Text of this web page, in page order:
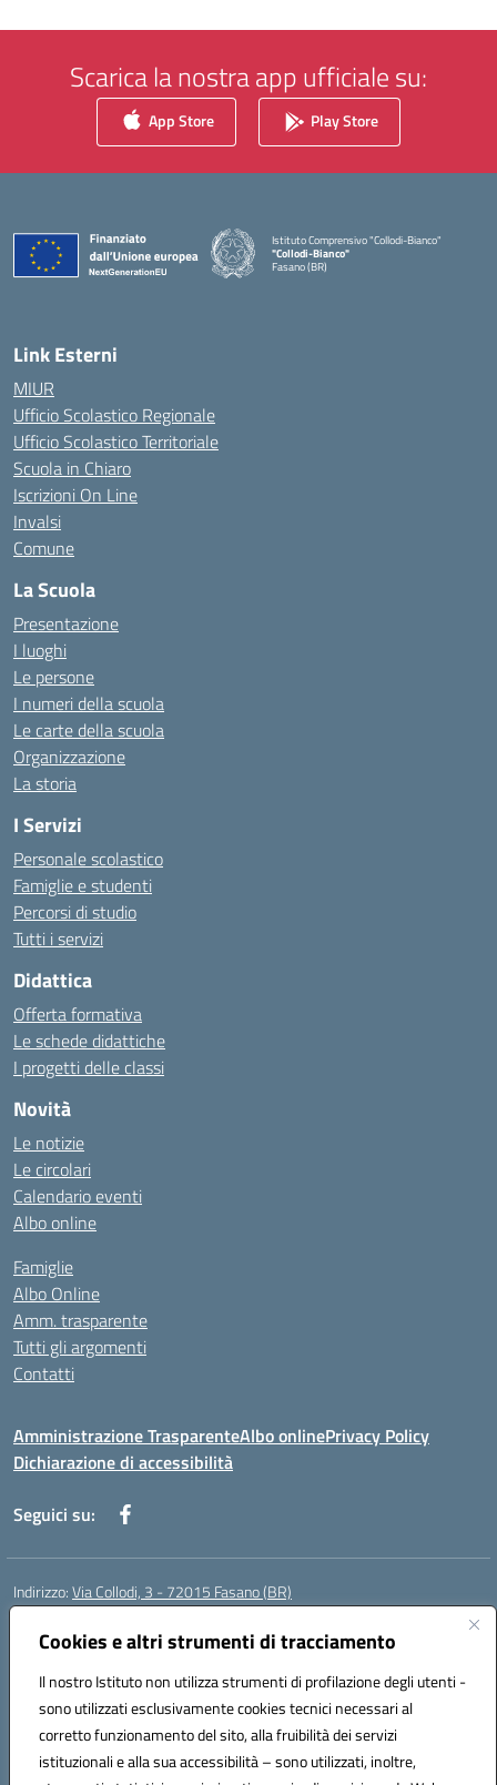
Cookies e altri strumenti di tracciamento
Il nostro Istituto non utilizza strumenti di profilazione degli utenti -
sono utilizzati esclusivamente cookies tecnici necessari al
corretto funzionamento del sito, alla fruibilità dei servizi
istituzionali e alla sua accessibilità – sono utilizzati, inoltre,
Scarica la nostra app ufficiale su:
App Store Play Store
Istituto Comprensivo "Collodi-Bianco"
"Collodi-Bianco"
Fasano (BR)
Link Esterni
MIUR
Ufficio Scolastico Regionale
Ufficio Scolastico Territoriale
Scuola in Chiaro
Iscrizioni On Line
Invalsi
Comune
La Scuola
Presentazione
I luoghi
Le persone
I numeri della scuola
Le carte della scuola
Organizzazione
La storia
I Servizi
Personale scolastico
Famiglie e studenti
Percorsi di studio
Tutti i servizi
Didattica
Offerta formativa
Le schede didattiche
I progetti delle classi
Novità
Le notizie
Le circolari
Calendario eventi
Albo online
Famiglie
Albo Online
Amm. trasparente
Tutti gli argomenti
Contatti
Amministrazione TrasparenteAlbo onlinePrivacy Policy
Dichiarazione di accessibilità
Seguici su:
Indirizzo:Via Collodi, 3 - 72015 Fasano (BR)
Centralino:
Posta elettronica certificata (PEC):bric839004@pec.istruzione.it
Codice fiscale: 90059320748
Codice meccanografico:BRIC839004
Codice Indice delle Pubbliche Amministrazioni (IPA): istsc_bree02200r
Codice unico di fatturazione (CUF): MIL3BD